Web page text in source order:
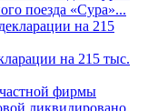
поезда «Сура»...
на 215 тыс.